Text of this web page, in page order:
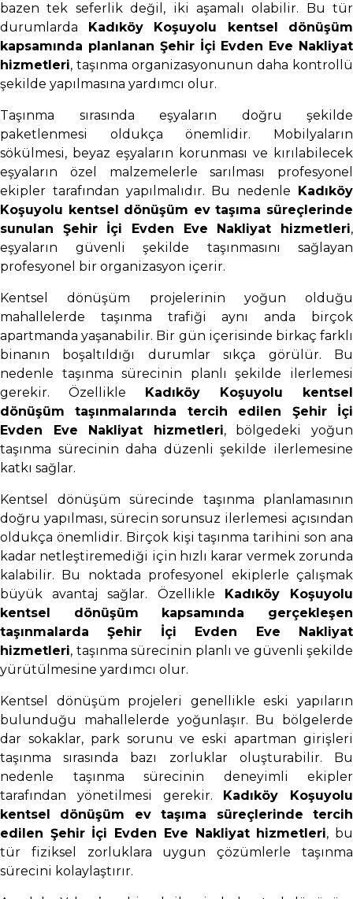
bazen tek seferlik değil, iki aşamalı olabilir. Bu tür
durumlarda
Kadıköy Koşuyolu kentsel dönüşüm
kapsamında planlanan Şehir İçi Evden Eve Nakliyat
hizmetleri, taşınma organizasyonunun daha kontrollü
şekilde yapılmasına yardımcı olur.
Taşınma sırasında eşyaların doğru şekilde
paketlenmesi oldukça önemlidir. Mobilyaların
sökülmesi, beyaz eşyaların korunması ve kırılabilecek
eşyaların özel malzemelerle sarılması profesyonel
ekipler tarafından yapılmalıdır. Bu nedenle
Kadıköy
Koşuyolu kentsel dönüşüm ev taşıma süreçlerinde
sunulan Şehir İçi Evden Eve Nakliyat hizmetleri,
eşyaların güvenli şekilde taşınmasını sağlayan
profesyonel bir organizasyon içerir.
Kentsel dönüşüm projelerinin yoğun olduğu
mahallelerde taşınma trafiği aynı anda birçok
apartmanda yaşanabilir. Bir gün içerisinde birkaç farklı
binanın boşaltıldığı durumlar sıkça görülür. Bu
nedenle taşınma sürecinin planlı şekilde ilerlemesi
gerekir. Özellikle
Kadıköy Koşuyolu kentsel
dönüşüm taşınmalarında tercih edilen Şehir İçi
Evden Eve Nakliyat hizmetleri, bölgedeki yoğun
taşınma sürecinin daha düzenli şekilde ilerlemesine
katkı sağlar.
Kentsel dönüşüm sürecinde taşınma planlamasının
doğru yapılması, sürecin sorunsuz ilerlemesi açısından
oldukça önemlidir. Birçok kişi taşınma tarihini son ana
kadar netleştiremediği için hızlı karar vermek zorunda
kalabilir. Bu noktada profesyonel ekiplerle çalışmak
büyük avantaj sağlar. Özellikle
Kadıköy Koşuyolu
kentsel dönüşüm kapsamında gerçekleşen
taşınmalarda Şehir İçi Evden Eve Nakliyat
hizmetleri, taşınma sürecinin planlı ve güvenli şekilde
yürütülmesine yardımcı olur.
Kentsel dönüşüm projeleri genellikle eski yapıların
bulunduğu mahallelerde yoğunlaşır. Bu bölgelerde
dar sokaklar, park sorunu ve eski apartman girişleri
taşınma sırasında bazı zorluklar oluşturabilir. Bu
nedenle taşınma sürecinin deneyimli ekipler
tarafından yönetilmesi gerekir.
Kadıköy Koşuyolu
kentsel dönüşüm ev taşıma süreçlerinde tercih
edilen Şehir İçi Evden Eve Nakliyat hizmetleri, bu
tür fiziksel zorluklara uygun çözümlerle taşınma
sürecini kolaylaştırır.